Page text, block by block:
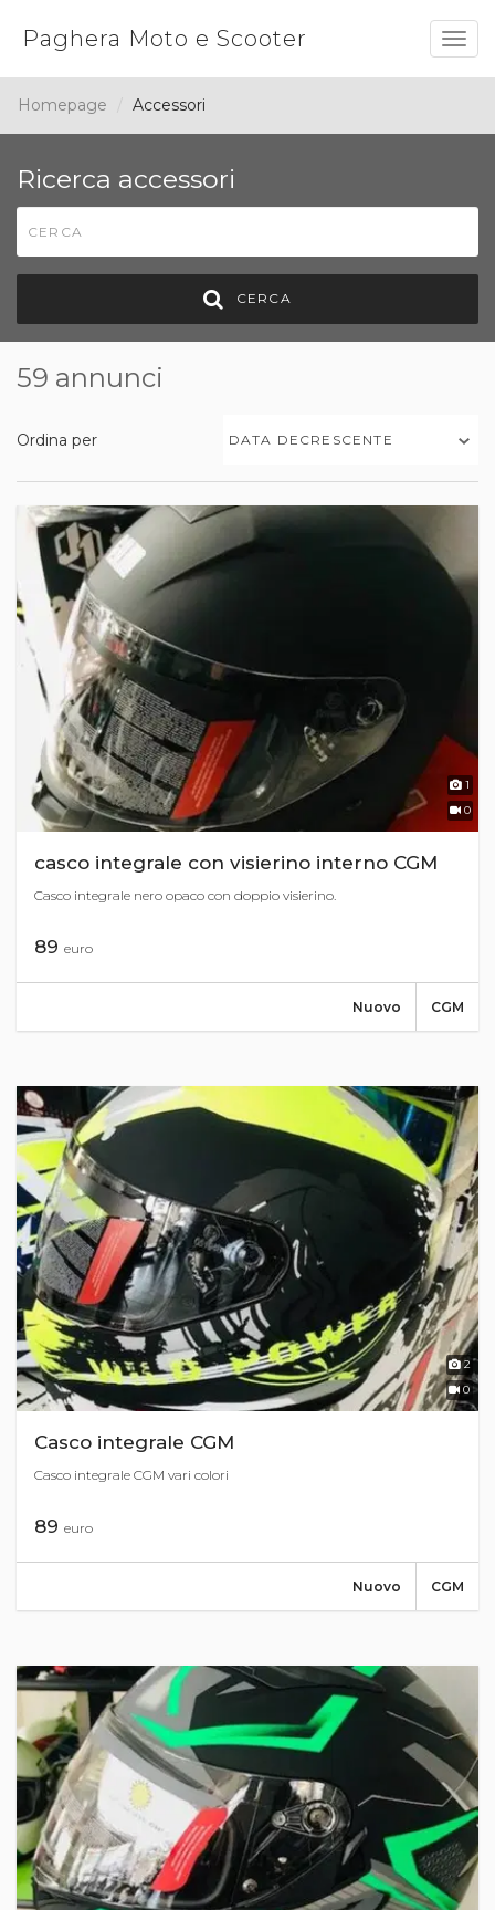
Paghera Moto e Scooter
Homepage Accessori
Ricerca accessori
CERCA
59 annunci
Ordina per DATA DECRESCENTE
1
0
casco integrale con visierino interno CGM
Casco integrale nero opaco con doppio visierino.
89 euro
CGM
Nuovo
2
0
Casco integrale CGM
Casco integrale CGM vari colori
89 euro
CGM
Nuovo